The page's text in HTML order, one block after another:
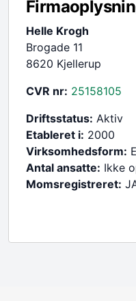
Helle Krogh
Brogade 11
8620 Kjellerup
CVR nr: 25158105
Driftsstatus: Aktiv
Etableret i: 2000
Virksomhedsform:
Antal ansatte: Ikke
Momsregistreret: